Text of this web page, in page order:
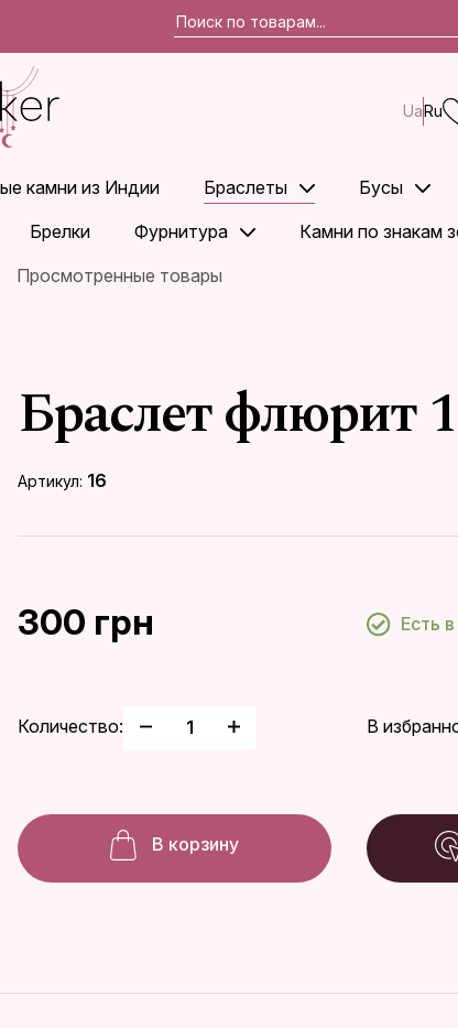
UaRu
камни из Индии Браслеты Бусы
Брелки Фурнитура Камни по знакам
Просмотренные товары
Браслет флюрит
Артикул: 16
300 грн Есть
Количество: В
В корзину